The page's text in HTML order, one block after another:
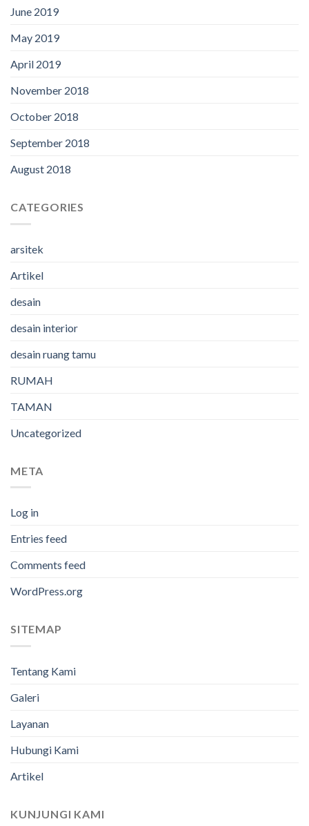
June 2019
May 2019
April 2019
November 2018
October 2018
September 2018
August 2018
CATEGORIES
arsitek
Artikel
desain
desain interior
desain ruang tamu
RUMAH
TAMAN
Uncategorized
META
Log in
Entries feed
Comments feed
WordPress.org
SITEMAP
Tentang Kami
Galeri
Layanan
Hubungi Kami
Artikel
KUNJUNGI KAMI